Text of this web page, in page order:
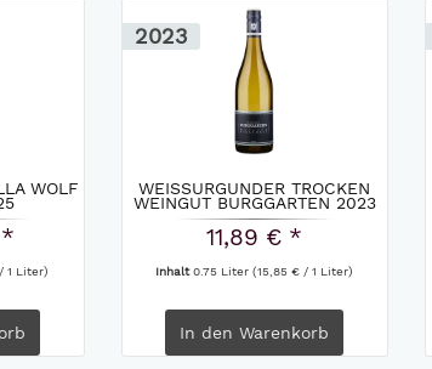
WOLF
1 Liter)
2023
WEISSURGUNDER TROCKEN W
EINGUT BURGGARTEN 2023
11,89 € *
Inhalt0.75 Liter(15,85 € / 1 Liter)
In den Warenkorb